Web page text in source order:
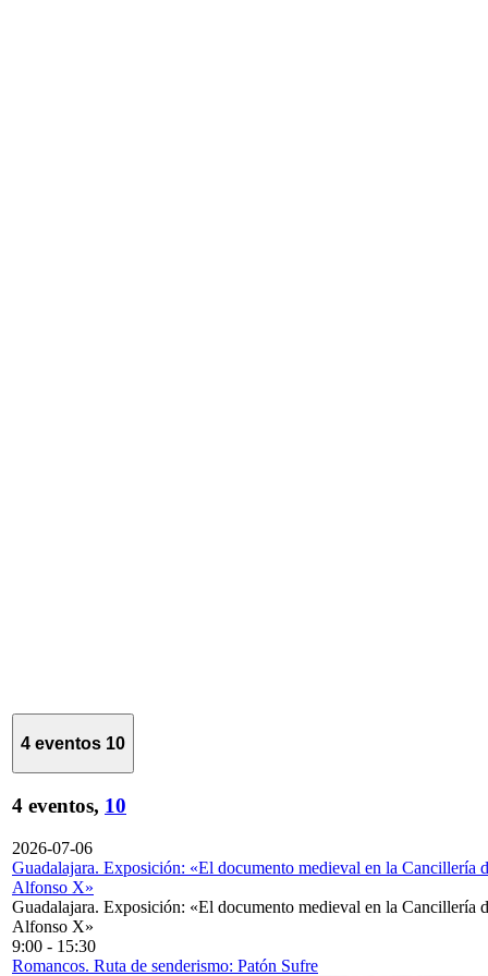
4 eventos 10
4 eventos, 10
2026-07-06
Guadalajara. Exposición: «El documento medieval en la Cancillería
Alfonso X»
Guadalajara. Exposición: «El documento medieval en la Cancillería
Alfonso X»
9:00 - 15:30
Romancos. Ruta de senderismo: Patón Sufre